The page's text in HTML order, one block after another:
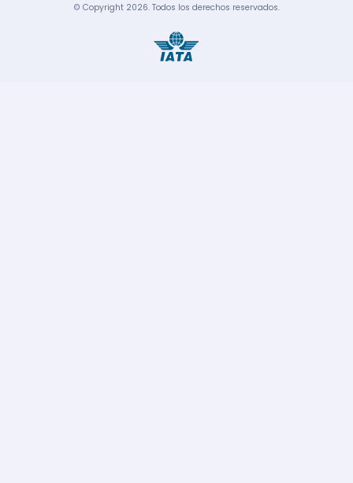
© Copyright 2026. Todos los derechos reservados.